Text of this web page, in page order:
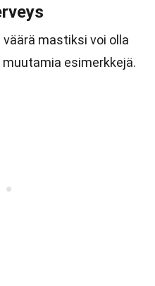
mastiksi voi olla
esimerkkejä.